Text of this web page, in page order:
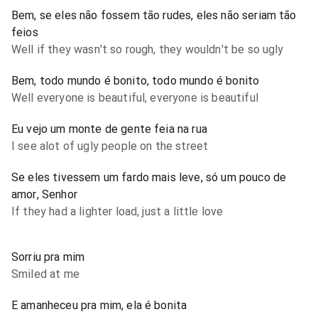
Bem, se eles não fossem tão rudes, eles não seriam tão
feios
Well if they wasn't so rough, they wouldn't be so ugly
Bem, todo mundo é bonito, todo mundo é bonito
Well everyone is beautiful, everyone is beautiful
Eu vejo um monte de gente feia na rua
I see alot of ugly people on the street
Se eles tivessem um fardo mais leve, só um pouco de
amor, Senhor
If they had a lighter load, just a little love
Sorriu pra mim
Smiled at me
E amanheceu pra mim, ela é bonita